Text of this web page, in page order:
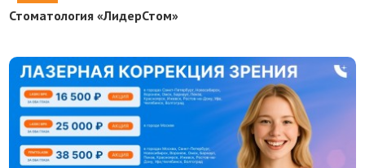
Стоматология «ЛидерСтом»